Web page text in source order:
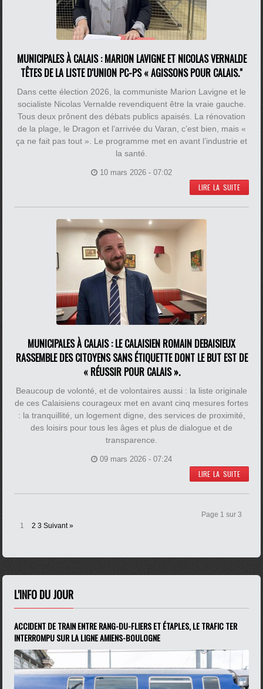
MUNICIPALES À CALAIS : MARION LAVIGNE ET NICOLAS VERNALDE
TÊTES DE LA LISTE D'UNION PC-PS « AGISSONS POUR CALAIS."
Dans cette élection 2026, la communiste Marion Lavigne et le
socialiste Nicolas Vernalde revendiquent être la vraie gauche.
Tous deux prônent des débats publics apaisés. La rénovation
de la plage, le Dragon et l’arrivée du Varan, c’est bien, mais «
ça ne fait pas tout ». Le programme met en avant l’industrie et
la santé.
10 mars 2026 - 07:02
LIRE LA SUITE
MUNICIPALES À CALAIS : LE CALAISIEN ROMAIN DEBAISIEUX
RASSEMBLE DES CITOYENS SANS ÉTIQUETTE DONT LE BUT EST DE
« RÉUSSIR POUR CALAIS ».
Beaucoup de volonté, et de volontaires aussi : la liste originale
de ces Calaisiens courageux met en avant cinq mesures fortes
: la tranquillité, un logement digne, des services de proximité,
des loisirs pour tous les âges et plus de dialogue et de
transparence.
09 mars 2026 - 07:24
LIRE LA SUITE
1 2 3 Suivant »
Page 1 sur 3
L'INFO DU JOUR
ACCIDENT DE TRAIN ENTRE RANG-DU-FLIERS ET ÉTAPLES, LE TRAFIC TER
INTERROMPU SUR LA LIGNE AMIENS-BOULOGNE